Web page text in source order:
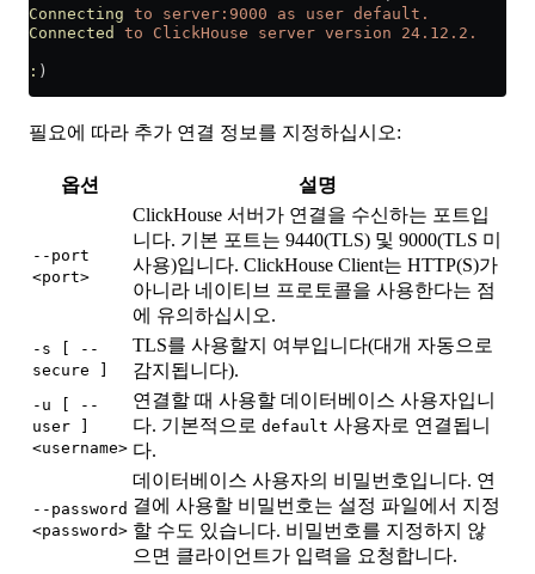
Connecting to server:9000 as user default.
Connected
to ClickHouse server version 24.12.2.
: )
필요에 따라 추가 연결 정보를 지정하십시오:
옵션 설명
--port
<port>
ClickHouse 서버가 연결을 수신하는 포트입
니다. 기본 포트는 9440(TLS) 및 9000(TLS 미
사용)입니다. ClickHouse Client는 HTTP(S)가
아니라 네이티브 프로토콜을 사용한다는 점
에 유의하십시오.
-s [ --
secure ]
TLS를 사용할지 여부입니다(대개 자동으로
감지됩니다).
-u [ --
user ]
<username>
연결할 때 사용할 데이터베이스 사용자입니
다. 기본적으로 default 사용자로 연결됩니
다.
--password
<password>
데이터베이스 사용자의 비밀번호입니다. 연
결에 사용할 비밀번호는 설정 파일에서 지정
할 수도 있습니다. 비밀번호를 지정하지 않
으면 클라이언트가 입력을 요청합니다.